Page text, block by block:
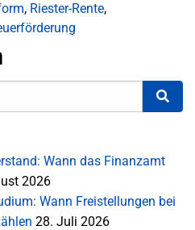
, Riester-Rente,
Wann das Finanzamt
2026
Wann Freistellungen bei
28. Juli 2026